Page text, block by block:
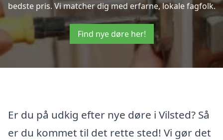
bedste pris. Vi matcher dig med erfarne, lokale fagfolk.
Find nye døre her!
Er du på udkig efter nye døre i Vilsted? Så
er du kommet til det rette sted! Vi gør det